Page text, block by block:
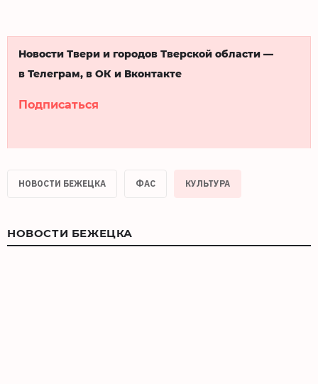
Новости Твери и городов Тверской области —
в Телеграм, в ОК и Вконтакте
Подписаться
НОВОСТИ БЕЖЕЦКА ФАС КУЛЬТУРА
НОВОСТИ БЕЖЕЦКА